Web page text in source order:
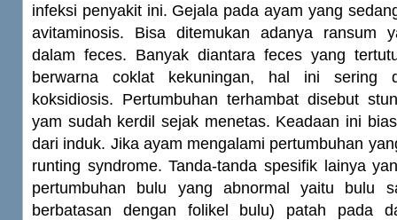
infeksi penyakit ini. Gejala pada ayam yang
avitaminosis. Bisa ditemukan adanya ransum
dalam feces. Banyak diantara feces yang
berwarna coklat kekuningan, hal ini sering
koksidiosis. Pertumbuhan terhambat disebut
yam sudah kerdil sejak menetas. Keadaan ini
dari induk. Jika ayam mengalami pertumbuhan
runting syndrome. Tanda-tanda spesifik lainya
pertumbuhan bulu yang abnormal yaitu bulu
berbatasan dengan folikel bulu) patah pada